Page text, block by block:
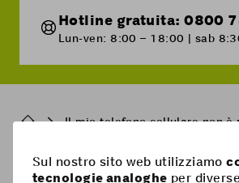
Hotline gratuita: 0800
Lun-ven: 8:00 – 18:00 | sab
BreadcrumbIl mio telefono cellulare non è
Pied
Sul nostro sito web utilizziamo
tecnologie analoghe per